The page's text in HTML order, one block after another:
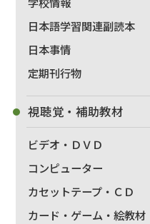
日本語学習関連副読本
日本事情
定期刊行物
視聴覚・補助教材
ビデオ・ＤＶＤ
コンピューター
カセットテープ・ＣＤ
カード・ゲーム・絵教材